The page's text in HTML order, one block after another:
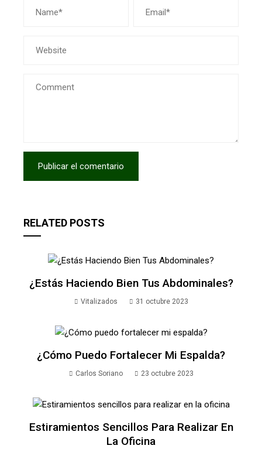
RELATED POSTS
¿Estás Haciendo Bien Tus Abdominales?
Vitalizados 31 octubre 2023
¿Cómo Puedo Fortalecer Mi Espalda?
Carlos Soriano 23 octubre 2023
Estiramientos Sencillos Para Realizar En
La Oficina